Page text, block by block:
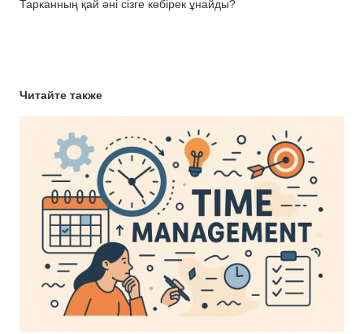
Тарканның қай əні сізге көбірек ұнайды?
Читайте также